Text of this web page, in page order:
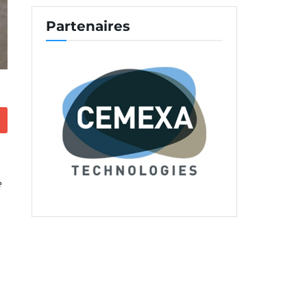
Partenaires